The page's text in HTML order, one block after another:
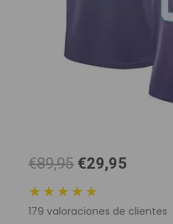
€89,95 El
original
era:
€29,95
es:
★★★★★
179 valoraciones de clientes